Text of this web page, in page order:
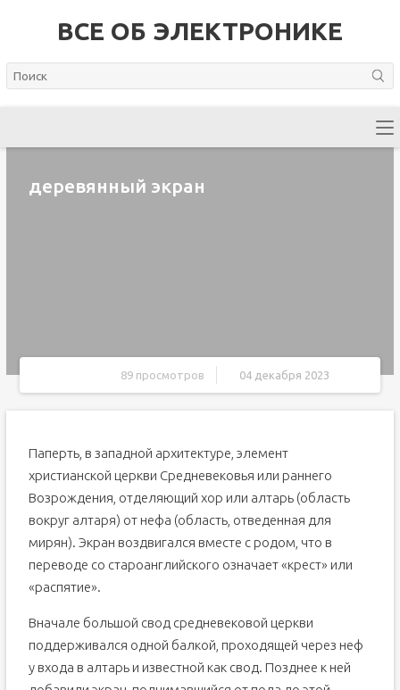
ВСЕ ОБ ЭЛЕКТРОНИКЕ
деревянный экран
89 просмотров 04 декабря 2023
Паперть, в западной архитектуре, элемент
христианской церкви Средневековья или раннего
Возрождения, отделяющий хор или алтарь (область
вокруг алтаря) от нефа (область, отведенная для
мирян). Экран воздвигался вместе с родом, что в
переводе со староанглийского означает «крест» или
«распятие».
Вначале большой свод средневековой церкви
поддерживался одной балкой, проходящей через неф
у входа в алтарь и известной как свод. Позднее к ней